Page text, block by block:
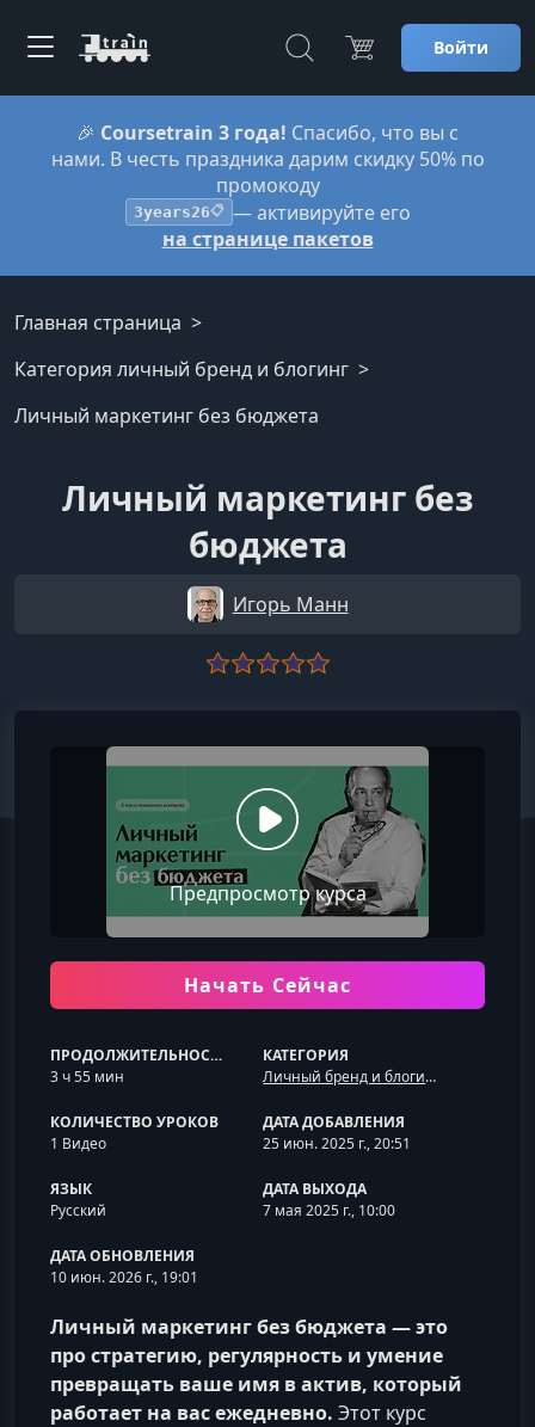
Войти
🎉 Coursetrain 3 года! Спасибо, что вы с
нами. В честь праздника дарим скидку 50% по
промокоду
3years26📋 — активируйте его
на странице пакетов
Главная страница
Категория личный бренд и блогинг
Личный маркетинг без бюджета
Личный маркетинг без
бюджета
Игорь Манн
Предпросмотр курса
Начать Сейчас
ПРОДОЛЖИТЕЛЬНОСТЬ
3 ч 55 мин
КАТЕГОРИЯ
Личный бренд и блогинг
КОЛИЧЕСТВО УРОКОВ
1 Видео
ДАТА ДОБАВЛЕНИЯ
25 июн. 2025 г., 20:51
ЯЗЫК
Русский
ДАТА ВЫХОДА
7 мая 2025 г., 10:00
ДАТА ОБНОВЛЕНИЯ
10 июн. 2026 г., 19:01
Личный маркетинг без бюджета — это
про стратегию, регулярность и умение
превращать ваше имя в актив, который
работает на вас ежедневно. Этот курс